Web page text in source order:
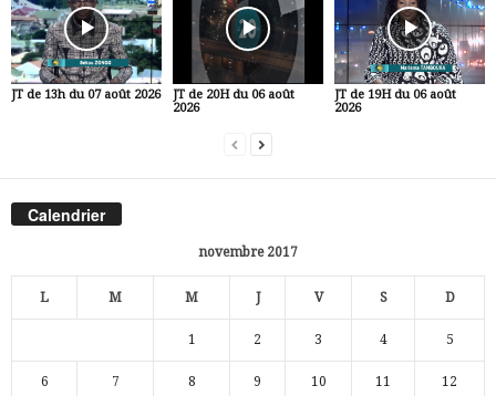
JT de 13h du 07 août 2026
JT de 20H du 06 août
2026
JT de 19H du 06 août
2026
Calendrier
novembre 2017
L M M J V S D
1 2 3 4 5
6 7 8 9 10 11 12